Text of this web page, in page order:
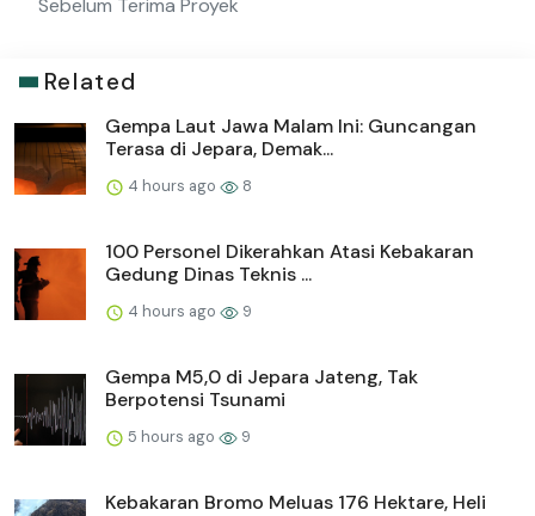
Sebelum Terima Proyek
Related
Gempa Laut Jawa Malam Ini: Guncangan
Terasa di Jepara, Demak...
4 hours ago 8
100 Personel Dikerahkan Atasi Kebakaran
Gedung Dinas Teknis ...
4 hours ago 9
Gempa M5,0 di Jepara Jateng, Tak
Berpotensi Tsunami
5 hours ago 9
Kebakaran Bromo Meluas 176 Hektare, Heli